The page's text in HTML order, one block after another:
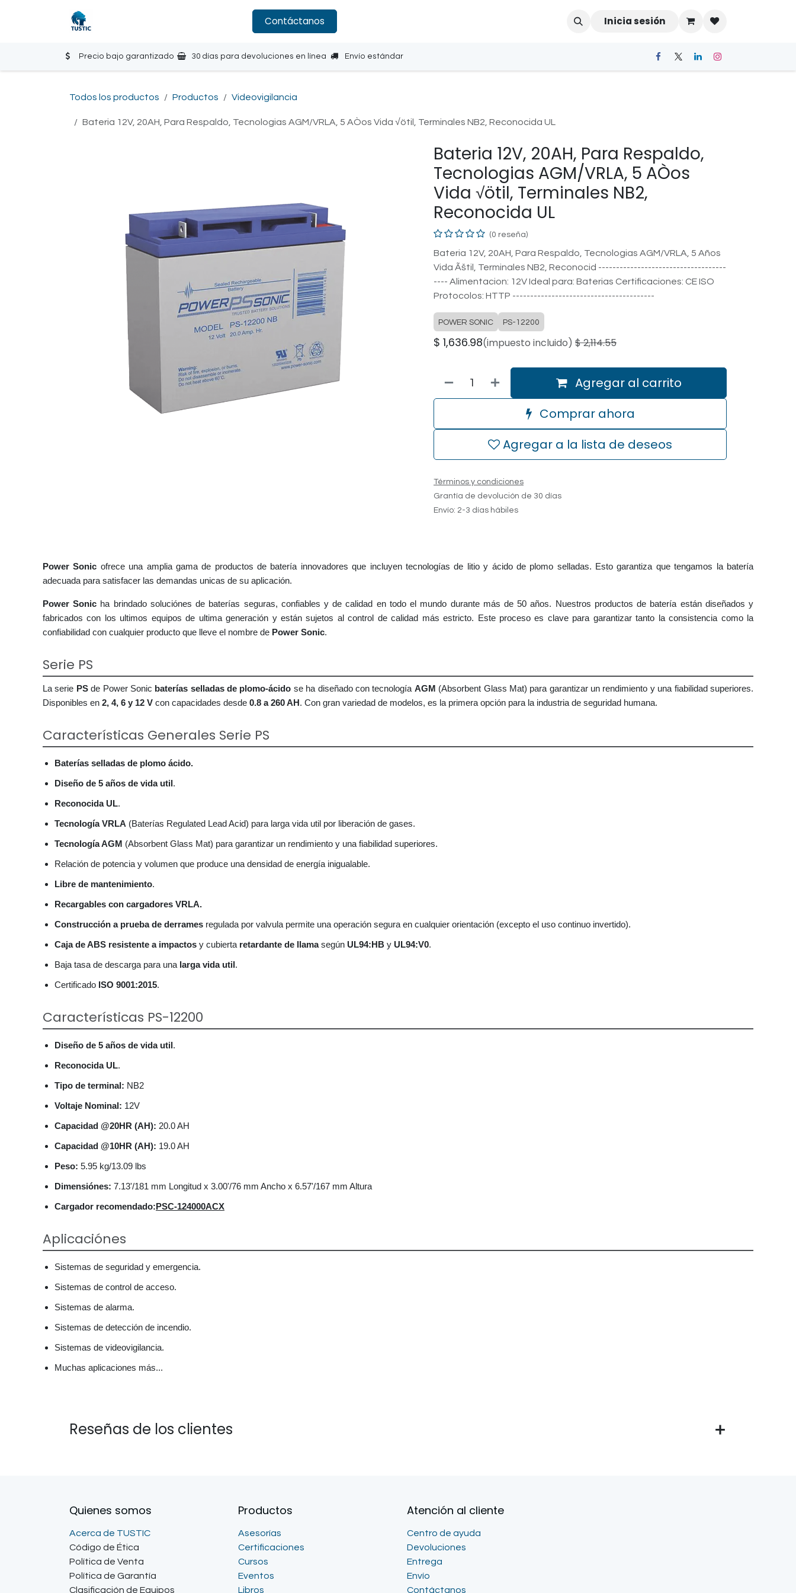
Contáctanos Inicia sesión
Precio bajo garantizado 30 días para devoluciones en línea Envío estándar
Todos los productos Productos Videovigilancia
Bateria 12V, 20AH, Para Respaldo, Tecnologias AGM/VRLA, 5 AÒos Vida √ötil, Terminales NB2, Reconocida UL
Bateria 12V, 20AH, Para Respaldo,
Tecnologias AGM/VRLA, 5 AÒos
Vida √ötil, Terminales NB2,
Reconocida UL
(0 reseña)
Bateria 12V, 20AH, Para Respaldo, Tecnologias AGM/VRLA, 5 Años
Vida Ãštil, Terminales NB2, Reconocid ------------------------------------
---- Alimentacion: 12V Ideal para: Baterias Certificaciones: CE ISO
Protocolos: HTTP ----------------------------------------
POWER SONIC PS-12200
$ 1,636.98(impuesto incluido) $2,114.55
Agregar al carrito
Comprar ahora
Agregar a la lista de deseos
Términos y condiciones
Grantía de devolución de 30 días
Envío: 2-3 días hábiles
Power Sonic ofrece una amplia gama de productos de batería innovadores que incluyen tecnologías de litio y ácido de plomo selladas. Esto garantiza que tengamos la batería
adecuada para satisfacer las demandas unicas de su aplicación.
Power Sonic ha brindado soluciónes de baterías seguras, confiables y de calidad en todo el mundo durante más de 50 años. Nuestros productos de batería están diseñados y
fabricados con los ultimos equipos de ultima generación y están sujetos al control de calidad más estricto. Este proceso es clave para garantizar tanto la consistencia como la
confiabilidad con cualquier producto que lleve el nombre de Power Sonic.
Serie PS
La serie PSde Power Sonic baterías selladas de plomo-ácido se ha diseñado con tecnología AGM (Absorbent Glass Mat) para garantizar un rendimiento y una fiabilidad superiores.
Disponibles en 2, 4, 6 y 12 V con capacidades desde 0.8 a 260 AH. Con gran variedad de modelos, es la primera opción para la industria de seguridad humana.
Características Generales Serie PS
Baterías selladas de plomo ácido.
Diseño de 5 años de vida util.
Reconocida UL.
Tecnología VRLA (Baterías Regulated Lead Acid) para larga vida util por liberación de gases.
Tecnología AGM (Absorbent Glass Mat) para garantizar un rendimiento y una fiabilidad superiores.
Relación de potencia y volumen que produce una densidad de energía inigualable.
Libre de mantenimiento.
Recargables con cargadores VRLA.
Construcción a prueba de derrames regulada por valvula permite una operación segura en cualquier orientación (excepto el uso continuo invertido).
Caja de ABS resistente a impactos y cubierta retardante de llamasegún UL94:HB y UL94:V0.
Baja tasa de descarga para una larga vida util.
Certificado ISO 9001:2015.
Características PS-12200
Diseño de 5 años de vida util.
Reconocida UL.
Tipo de terminal: NB2
Voltaje Nominal: 12V
Capacidad @20HR (AH): 20.0 AH
Capacidad @10HR (AH): 19.0 AH
Peso: 5.95 kg/13.09 lbs
Dimensiónes: 7.13'/181 mm Longitud x 3.00'/76 mm Ancho x 6.57'/167 mm Altura
Cargador recomendado:PSC-124000ACX
Aplicaciónes
Sistemas de seguridad y emergencia.
Sistemas de control de acceso.
Sistemas de alarma.
Sistemas de detección de incendio.
Sistemas de videovigilancia.
Muchas aplicaciones más...
Reseñas de los clientes
Quienes somos
Acerca de TUSTIC
Código de Ética
Política de Venta
Política de Garantía
Clasificación de Equipos
Productos
Asesorías
Certificaciones
Cursos
Eventos
Libros
Atención al cliente
Centro de ayuda
Devoluciones
Entrega
Envío
Contáctanos